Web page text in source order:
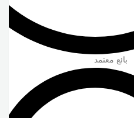
بائع معتمد